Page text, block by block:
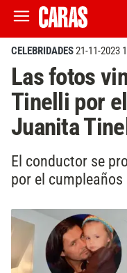
CELEBRIDADES21-11-2023
Las fotos
Tinelli por
Juanita
El conductor se
por el